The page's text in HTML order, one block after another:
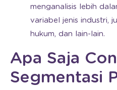
menganalisis lebih
variabel jenis industri,
hukum, dan lain-lain.
Apa Saja
Segmentasi